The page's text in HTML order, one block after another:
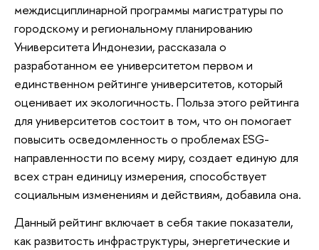
междисциплинарной программы магистратуры по
городскому и региональному планированию
Университета Индонезии, рассказала о
разработанном ее университетом первом и
единственном рейтинге университетов, который
оценивает их экологичность. Польза этого рейтинга
для университетов состоит в том, что он помогает
повысить осведомленность о проблемах ESG-
направленности по всему миру, создает единую для
всех стран единицу измерения, способствует
социальным изменениям и действиям, добавила она.
Данный рейтинг включает в себя такие показатели,
как развитость инфраструктуры, энергетические и